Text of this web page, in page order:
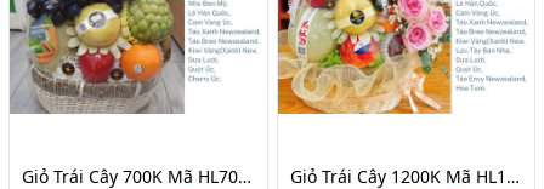
Giỏ Trái Cây 700K Mã HL7088
Giỏ Trái Cây 1200K Mã HL1212